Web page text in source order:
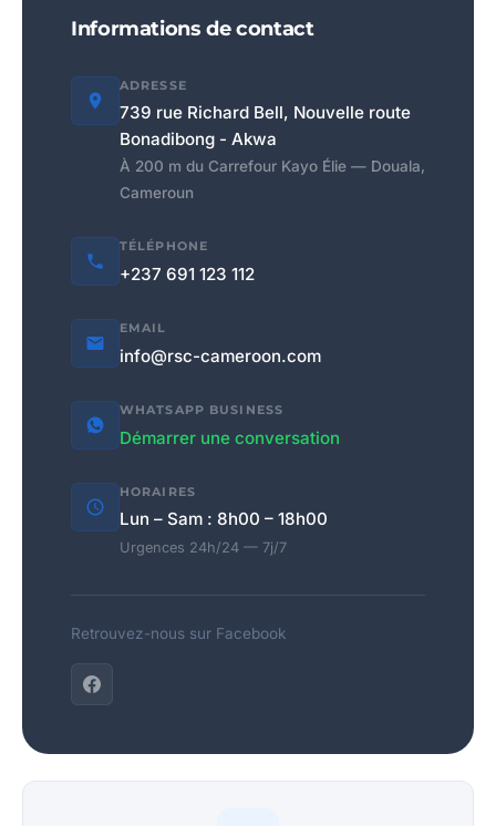
Informations de contact
ADRESSE
739 rue Richard Bell, Nouvelle route
Bonadibong - Akwa
À 200 m du Carrefour Kayo Élie — Douala,
Cameroun
TÉLÉPHONE
+237 691 123 112
EMAIL
info@rsc-cameroon.com
WHATSAPP BUSINESS
Démarrer une conversation
HORAIRES
Lun – Sam : 8h00 – 18h00
Urgences 24h/24 — 7j/7
Retrouvez-nous sur Facebook